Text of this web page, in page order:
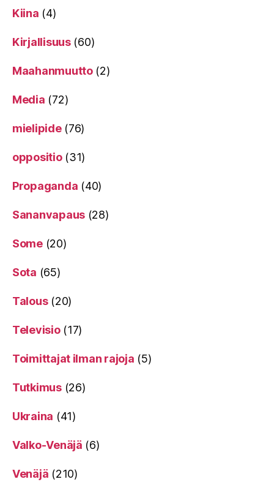
Kiina (4)
Kirjallisuus(60)
Maahanmuutto(2)
Media (72)
mielipide(76)
oppositio(31)
Propaganda (40)
Sananvapaus (28)
Some(20)
Sota (65)
Talous(20)
Televisio(17)
Toimittajat ilman rajoja (5)
Tutkimus(26)
Ukraina (41)
Valko-Venäjä (6)
Venäjä (210)